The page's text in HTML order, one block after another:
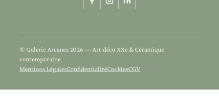
© Galerie Arcanes 2026 — Art déco XXe & Céramique
contemporaine
Mentions LégalesConfidentialitéCookiesCGV